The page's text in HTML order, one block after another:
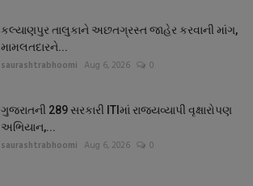
કલ્યાણપુર તાલુકાને અછતગ્રસ્ત જાહેર કરવાની માંગ,
મામલતદારને...
saurashtrabhoomi Aug 6, 2026 0
ગુજરાતની 289 સરકારી ITIમાં રાજ્યવ્યાપી વૃક્ષારોપણ
અભિયાન,...
saurashtrabhoomi Aug 6, 2026 0